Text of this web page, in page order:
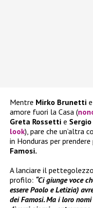
Mentre Mirko Brunetti e
amore fuori la Casa (
Greta Rossetti e
look), pare che un’altra
in Honduras per
Famosi.
A lanciare il
profilo: “Ci giunge voce
essere Paolo e Letizia)
dei Famosi. Ma i loro